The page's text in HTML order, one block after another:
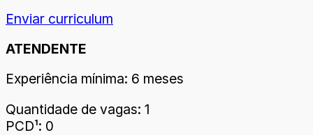
Enviar curriculum
ATENDENTE
Experiência mínima: 6 meses
Quantidade de vagas: 1
PCD¹: 0